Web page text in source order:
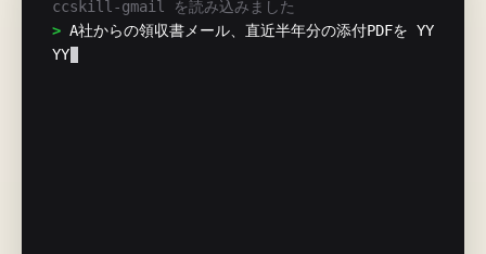
ccskill-gmail を読み込みました
> A社からの領収書メール、直近半年分の添付PDFを YY
YYMMDD_取引先名_金額_receipt.pdf の形式で保存し